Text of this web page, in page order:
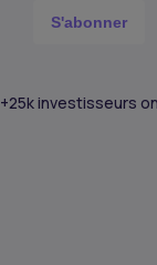
S'abonner
+25k investisseurs